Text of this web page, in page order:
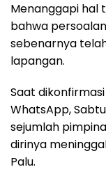
Menanggapi hal
bahwa
sebenarnya
lapangan.
Saat
WhatsApp,
sejumlah
dirinya
Palu.